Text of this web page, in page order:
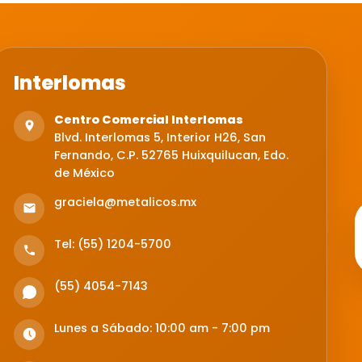
Interlomas
Centro Comercial Interlomas
Blvd. Interlomas 5, Interior H26, San
Fernando, C.P. 52765 Huixquilucan, Edo.
de México
graciela@metalicos.mx
Tel: (55) 1204-5700
(55) 4054-7143
Lunes a Sábado: 10:00 am - 7:00 pm